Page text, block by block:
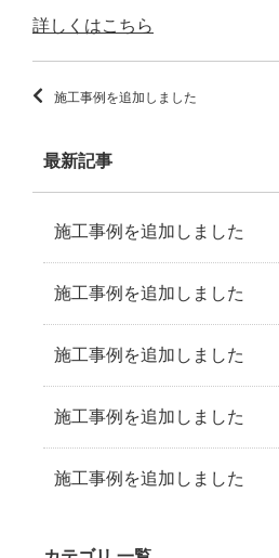
詳しくはこちら
施工事例を追加しました
最新記事
施工事例を追加しました
施工事例を追加しました
施工事例を追加しました
施工事例を追加しました
施工事例を追加しました